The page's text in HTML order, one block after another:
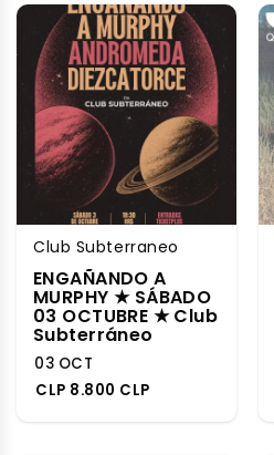
Club Subterraneo
ENGAÑANDO A
MURPHY ★ SÁBADO
03 OCTUBRE ★ Club
Subterráneo
03 OCT
CLP 8.800 CLP